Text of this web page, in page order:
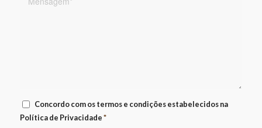
Concordo com os termos e condições estabelecidos na
Política de Privacidade*